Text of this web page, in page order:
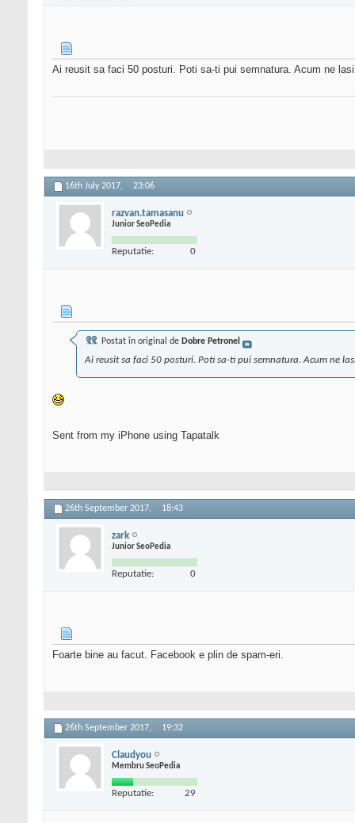
Ai reusit sa faci 50 posturi. Poti sa-ti pui semnatura. Acum ne
16th July 2017, 23:06
razvan.tamasanu
Junior SeoPedia
Reputatie: 0
Postat în original de Dobre Petronel
Ai reusit sa faci 50 posturi. Poti sa-ti pui semnatura. Acum ne
Sent from my iPhone using Tapatalk
26th September 2017, 18:43
zark
Junior SeoPedia
Reputatie: 0
Foarte bine au facut. Facebook e plin de spam-eri.
26th September 2017, 19:32
Claudyou
Membru SeoPedia
Reputatie: 29